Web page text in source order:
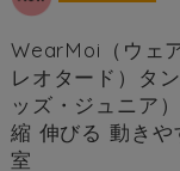
WearMoi（ウェ
レオタード）タ
ッズ・ジュニア
縮 伸びる 動き
室